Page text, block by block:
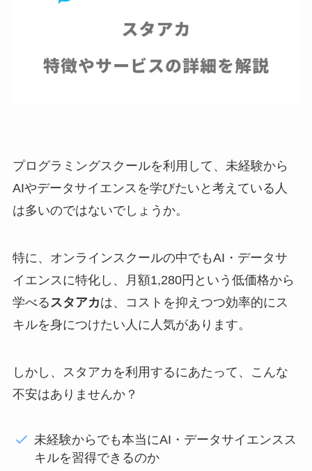
プログラミングスクールを利用して、未経験から
AIやデータサイエンスを学びたいと考えている人
は多いのではないでしょうか。
特に、オンラインスクールの中でもAI・データサ
イエンスに特化し、月額1,280円という低価格から
学べるスタアカは、コストを抑えつつ効率的にス
キルを身につけたい人に人気があります。
しかし、スタアカを利用するにあたって、こんな
不安はありませんか？
未経験からでも本当にAI・データサイエンスス
キルを習得できるのか